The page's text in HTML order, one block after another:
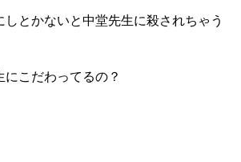
しとかないと中堂先生に殺されちゃう
こだわってるの？